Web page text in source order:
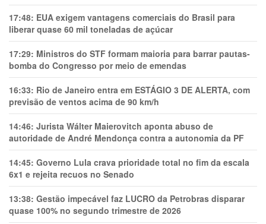
17:48: EUA exigem vantagens comerciais do Brasil para
liberar quase 60 mil toneladas de açúcar
17:29: Ministros do STF formam maioria para barrar pautas-
bomba do Congresso por meio de emendas
16:33: Rio de Janeiro entra em ESTÁGIO 3 DE ALERTA, com
previsão de ventos acima de 90 km/h
14:46: Jurista Wálter Maierovitch aponta abuso de
autoridade de André Mendonça contra a autonomia da PF
14:45: Governo Lula crava prioridade total no fim da escala
6x1 e rejeita recuos no Senado
13:38: Gestão impecável faz LUCRO da Petrobras disparar
quase 100% no segundo trimestre de 2026